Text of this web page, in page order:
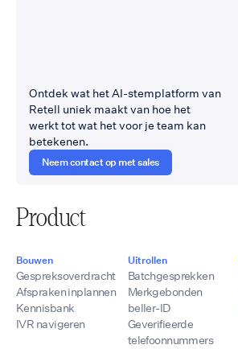
Ontdek wat het AI-stemplatform van
Retell uniek maakt van hoe het
werkt tot wat het voor je team kan
betekenen.
Neem contact op met sales
Product
Bouwen
Gespreksoverdracht
Afspraken inplannen
Kennisbank
IVR navigeren
Uitrollen
Batchgesprekken
Merkgebonden
beller-ID
Geverifieerde
telefoonnummers